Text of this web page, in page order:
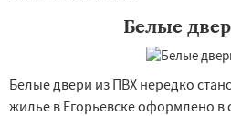
Белые
Белые двери из ПВХ нередко
жилье в Егорьевске оформлено в